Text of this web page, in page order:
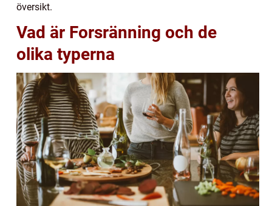
översikt.
Vad är Forsränning och de
olika typerna